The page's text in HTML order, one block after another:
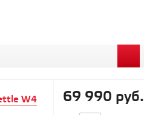
W4
69 990 руб.